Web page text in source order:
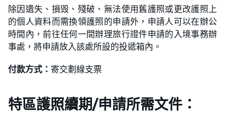
除因遺失、損毁、殘破、無法使用舊護照或更改護照上
的個人資料而需換領護照的申請外，申請人可以在辦公
時間內，前往任何一間辦理旅行證件申請的入境事務辦
事處，將申請放入該處所設的投遞箱內。
付款方式： 寄交劃線支票
特區護照續期/申請所需文件：